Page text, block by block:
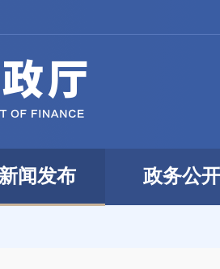
新闻发布 政务公开